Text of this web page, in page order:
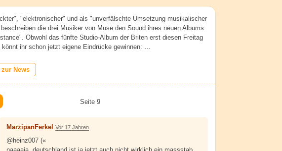
"elektronischer" und als "unverfälschte Umsetzung musikalischer
die drei Musiker von Muse den Sound ihres neuen Albums
Obwohl das fünfte Studio-Album der Briten erst diesen Freitag
könnt ihr schon jetzt eigene Eindrücke gewinnen: …
News
Seite 9
MarzipanFerkel Vor 17 Jahren
@heinz007 («